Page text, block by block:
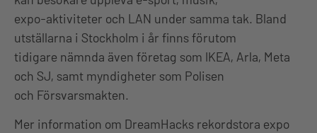
expo-aktiviteter och LAN under samma tak. Bland
utställarna i Stockholm i år finns förutom
tidigare nämnda även företag som IKEA, Arla, Meta
och SJ, samt myndigheter som Polisen
och Försvarsmakten.
Mer information om DreamHacks rekordstora expo